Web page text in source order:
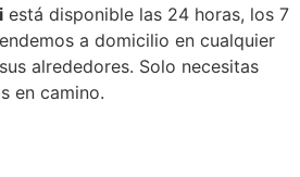
está disponible las 24 horas, los 7
a domicilio en cualquier
alrededores. Solo necesitas
en camino.